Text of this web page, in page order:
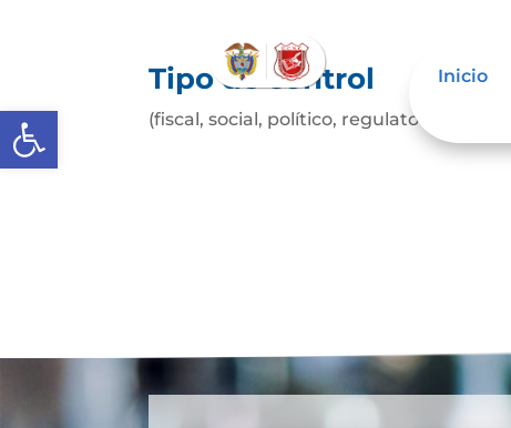
Abrir barra de herramientas
Inicio
Tipo de control
(fiscal, social, político, regulatorio, etc.)